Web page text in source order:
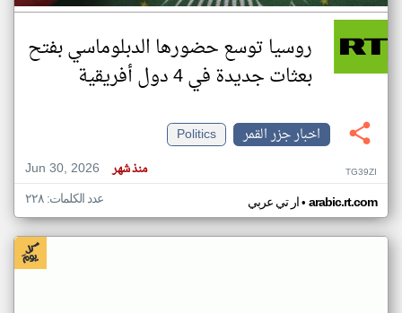
روسيا توسع حضورها الدبلوماسي بفتح
بعثات جديدة في 4 دول أفريقية
اخبار جزر القمر
Politics
Jun 30, 2026
منذ شهر TG39ZI
ار تي عربي• arabic.rt.com عدد الكلمات: ٢٢٨